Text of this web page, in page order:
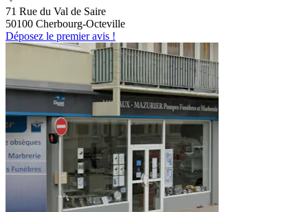
71 Rue du Val de Saire
50100 Cherbourg-Octeville
Déposez le premier avis !